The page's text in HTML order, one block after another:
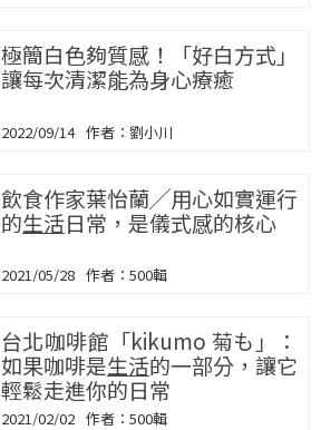
極簡白色夠質感！「好白方式」
讓每次清潔能為身心療癒
2022/09/14 劉小川
飲食作家葉怡蘭╱用心如實運行
的生活日常，是儀式感的核心
2021/05/28 500輯
台北咖啡館「kikumo 菊も」：
如果咖啡是生活的一部分，讓它
輕鬆走進你的日常
2021/02/02 500輯